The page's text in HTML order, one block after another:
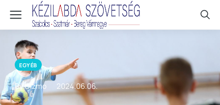
EGYÉB
By Gizmo 2024.06.06.